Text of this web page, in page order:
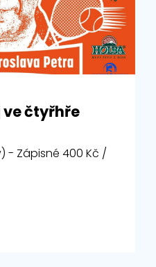
čtyřhře
- Zápisné 400 Kč /